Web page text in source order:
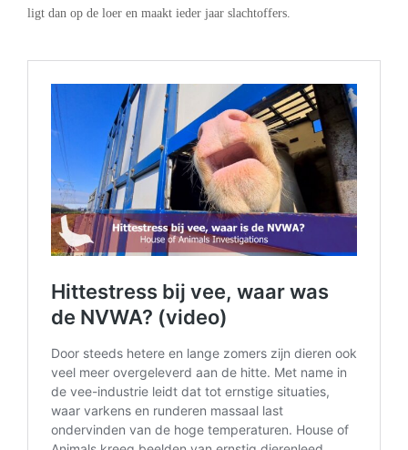
ligt dan op de loer en maakt ieder jaar slachtoffers.